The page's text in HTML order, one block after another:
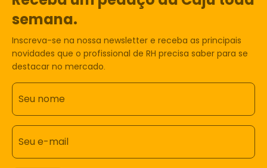
semana.
Inscreva-se na nossa newsletter e receba as principais
novidades que o profissional de RH precisa saber para se
destacar no mercado.
Seu nome
Seu e-mail